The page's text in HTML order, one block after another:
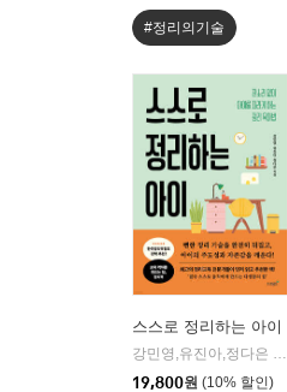
#정리의기술
스스로 정리하는 아이
강민영,유진아,정다은 저
19,800원 (10% 할인)